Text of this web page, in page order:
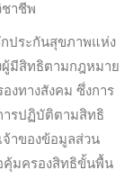
าชีพ
ประกันสุขภาพแห่ง
ผู้มีสิทธิตามกฎหมาย
งทางสังคม ซึ่งการ
ารปฏิบัติตามสิทธิ
าของข้อมูลส่วน
คุ้มครองสิทธิขั้นพื้น